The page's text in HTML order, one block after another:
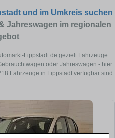
und im Umkreis suchen
Jahreswagen im regionalen
Lippstadt.de gezielt Fahrzeuge
oder Jahreswagen - hier
Fahrzeuge in Lippstadt verfügbar sind.